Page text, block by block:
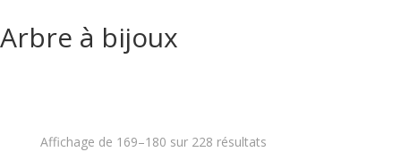
Arbre à bijoux
Affichage de 169–180 sur 228 résultats